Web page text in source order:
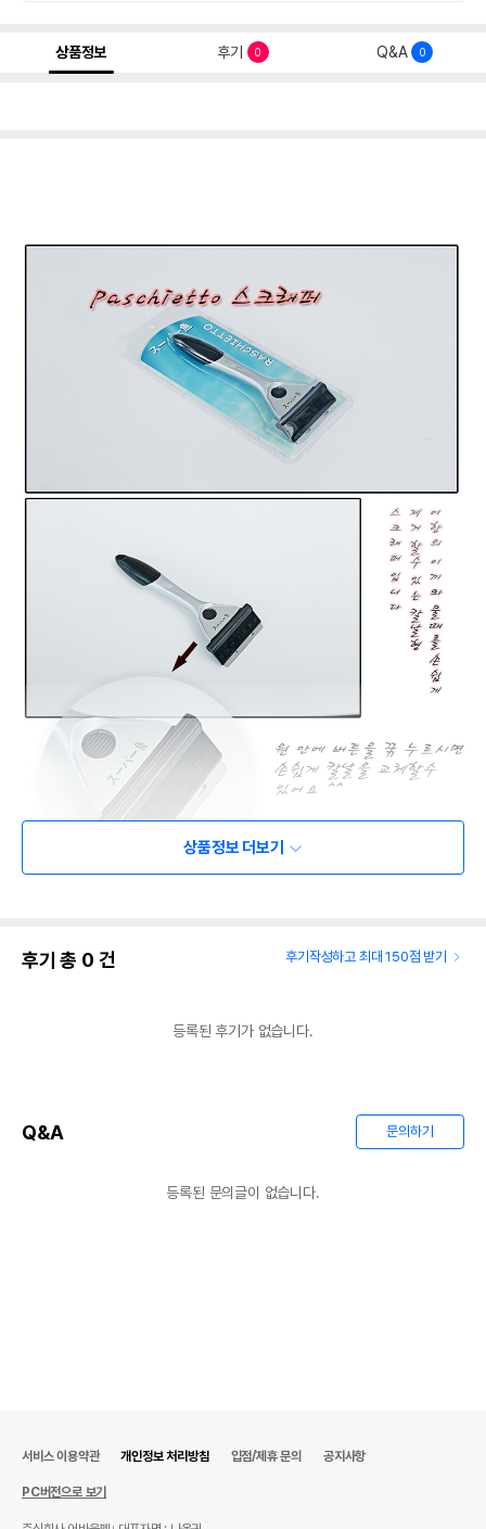
상품정보 후기 0 Q&A 0
상품정보 더보기
후기 총 0 건 후기작성하고 최대 150점 받기
등록된 후기가 없습니다.
Q&A 문의하기
등록된 문의글이 없습니다.
서비스 이용약관 개인정보 처리방침 입점/제휴 문의 공지사항
PC버전으로 보기